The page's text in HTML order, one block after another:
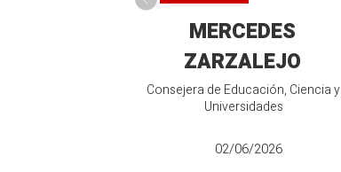
MERCEDES
ZARZALEJO
Consejera de Educación, Ciencia y
Universidades
02/06/2026